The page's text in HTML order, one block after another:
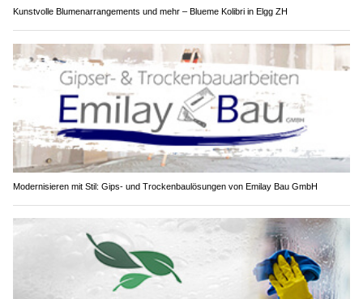
Kunstvolle Blumenarrangements und mehr – Blueme Kolibri in Elgg ZH
Modernisieren mit Stil: Gips- und Trockenbaulösungen von Emilay Bau GmbH